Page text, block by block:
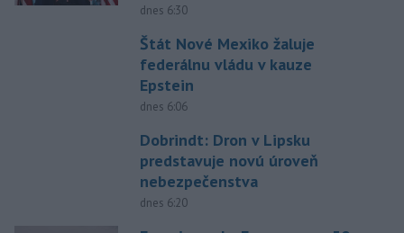
dnes 6:30
Štát Nové Mexiko žaluje
federálnu vládu v kauze
Epstein
dnes 6:06
Dobrindt: Dron v Lipsku
predstavuje novú úroveň
nebezpečenstva
dnes 6:20